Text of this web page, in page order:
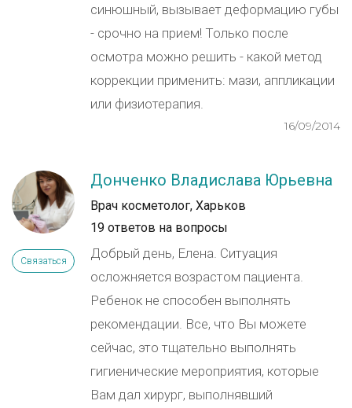
синюшный, вызывает деформацию губы
- срочно на прием! Только после
осмотра можно решить - какой метод
коррекции применить: мази, аппликации
или физиотерапия.
16/09/2014
Связаться
Донченко Владислава Юрьевна
Врач косметолог, Харьков
19 ответов на вопросы
Добрый день, Елена. Ситуация
осложняется возрастом пациента.
Ребенок не способен выполнять
рекомендации. Все, что Вы можете
сейчас, это тщательно выполнять
гигиенические мероприятия, которые
Вам дал хирург, выполнявший